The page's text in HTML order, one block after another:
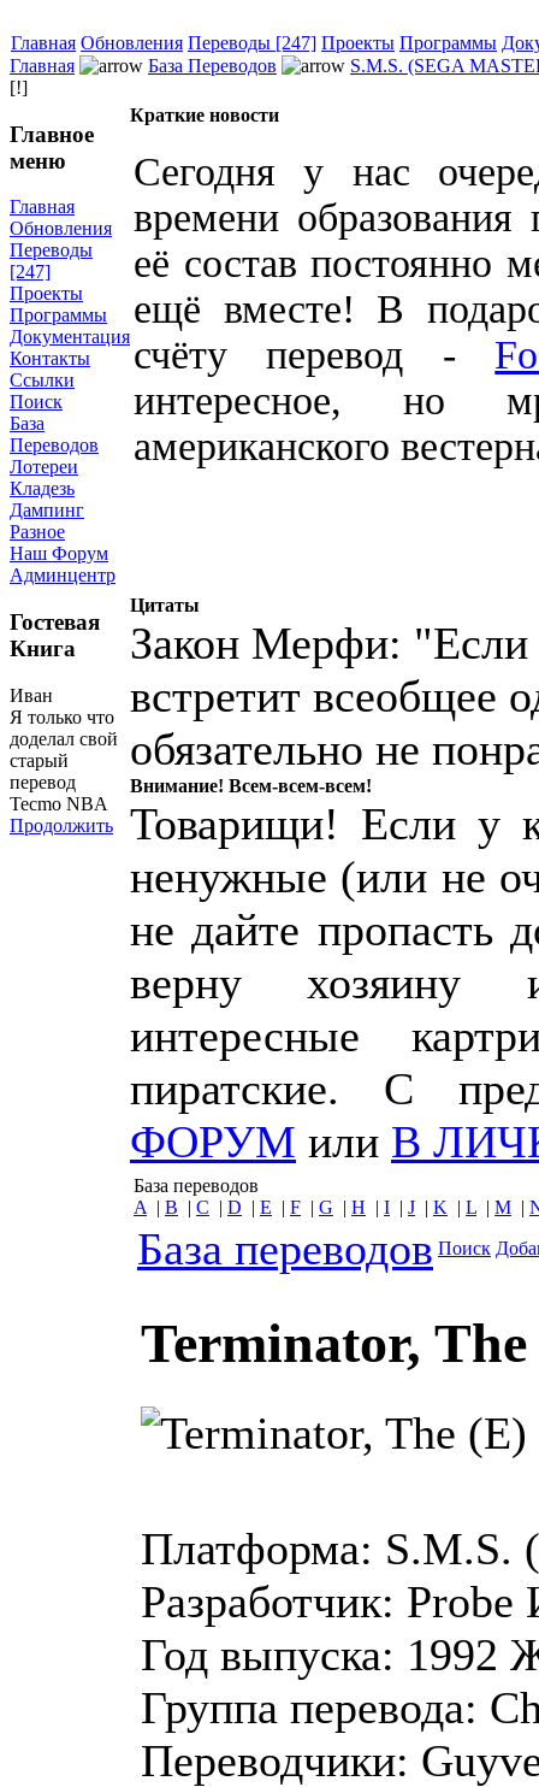
Главная Обновления Переводы [247] Проекты Программы
Главная
База Переводов
S.M.S. (SEGA
[!]
Главное
меню
Главная
Обновления
Переводы
[247]
Проекты
Программы
Документация
Контакты
Ссылки
Поиск
База
Переводов
Лотереи
Кладезь
Дампинг
Разное
Наш Форум
Админцентр
Гостевая
Книга
Иван
Я только что
доделал свой
старый
перевод
Tecmo NBA
Продолжить
Краткие новости
Сегодня у нас
времени
её состав постоянно
ещё вместе! В
счёту перевод -
интересное, но
американского
Цитаты
Закон Мерфи: "Если
встретит всеобщее
обязательно не
Внимание! Всем-всем-всем!
Товарищи! Если у
ненужные (или не
не дайте пропасть
верну хозяину
интересные
пиратские. С
ФОРУМ или В
База переводов
A | B | C | D | E | F | G | H | I | J | K | L | M |
База переводов Поиск
Terminator,
Платформа: S.M.S.
Разработчик: Probe
Год выпуска: 1992
Группа перевода:
Переводчики: